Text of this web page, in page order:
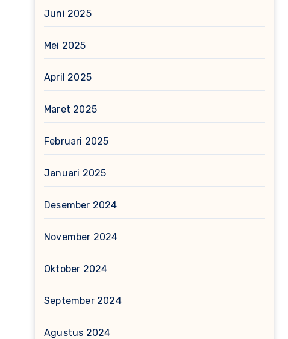
Juni 2025
Mei 2025
April 2025
Maret 2025
Februari 2025
Januari 2025
Desember 2024
November 2024
Oktober 2024
September 2024
Agustus 2024